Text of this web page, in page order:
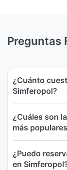
Preguntas
¿Cuánto
Simferopol?
¿Cuáles son
más
¿Puedo
en